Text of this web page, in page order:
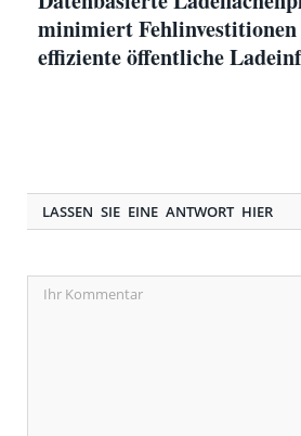
minimiert
effiziente öffentliche
LASSEN SIE EINE ANTWORT HIER